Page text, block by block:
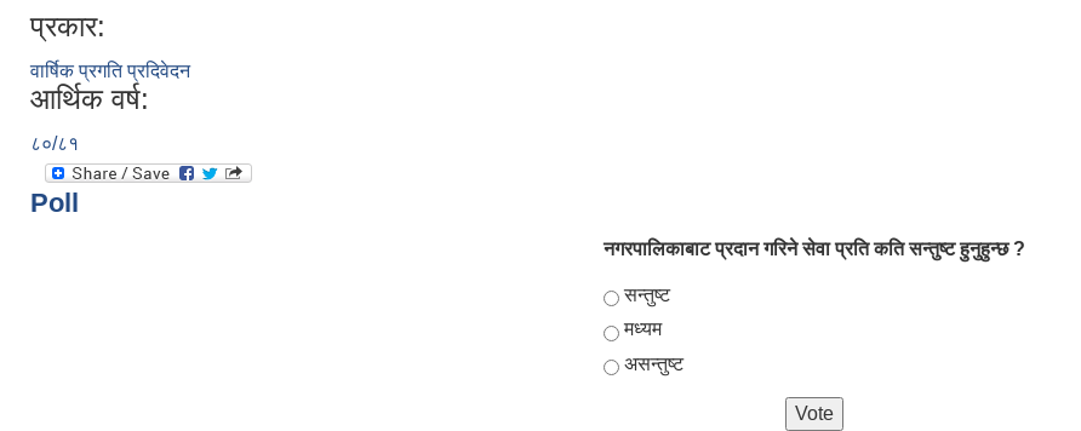
प्रकार:
वार्षिक प्रगति प्रदिवेदन
आर्थिक वर्ष:
८०/८१
Poll
नगरपालिकाबाट प्रदान गरिने सेवा प्रति कति सन्तुष्ट हुनुहुन्छ ?
Choices
सन्तुष्ट
मध्यम
असन्तुष्ट